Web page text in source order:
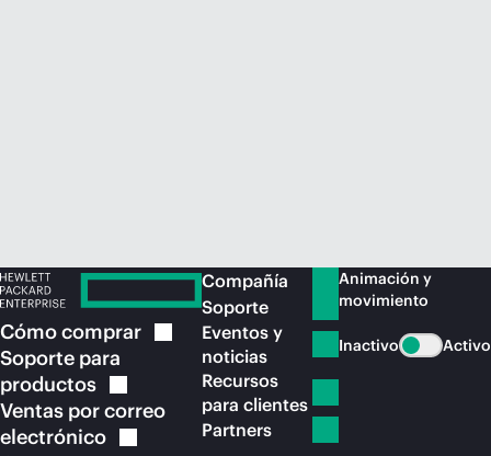
Cómocomprar
Soporte para
productos
Ventas por correo
electrónico
Compañía
Soporte
Eventos y
noticias
Recursos
para clientes
Partners
Animación y
movimiento
Inactivo Activo